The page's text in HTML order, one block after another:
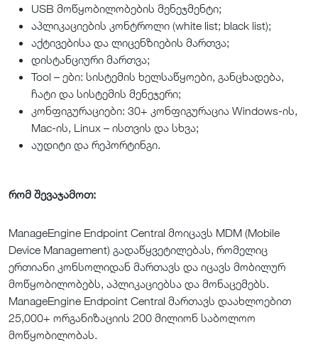
USB მოწყობილობების მენეჯმენტი;
აპლიკაციების კონტროლი (white list; black list);
აქტივებისა და ლიცენზიების მართვა;
დისტანციური მართვა;
Tool – ები: სისტემის ხელსაწყოები, განცხადება,
ჩატი და სისტემის მენეჯერი;
კონფიგურაციები: 30+ კონფიგურაცია Windows-ის,
Mac-ის, Linux – ისთვის და სხვა;
აუდიტი და რეპორტინგი.
რომ შევაჯამოთ:
ManageEngine Endpoint Central მოიცავს MDM (Mobile
Device Management) გადაწყვეტილებას, რომელიც
ერთიანი კონსოლიდან მართავს და იცავს მობილურ
მოწყობილობებს, აპლიკაციებსა და მონაცემებს.
ManageEngine Endpoint Central მართავს დაახლოებით
25,000+ ორგანიზაციის 200 მილიონ საბოლოო
მოწყობილობას.